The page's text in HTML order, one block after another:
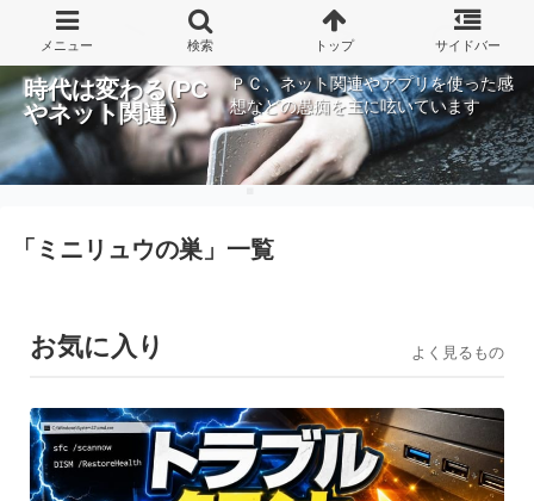
時代は変わる(PC
やネット関連）
ＰＣ、ネット関連やアプリを使った感
想などの愚痴を主に呟いています
「 ミニリュウの巣 」 一覧
お気に入り よく見るもの